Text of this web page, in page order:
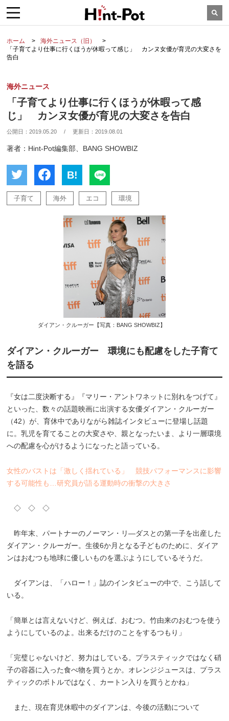
ホーム
海外ニュース（旧）
「子育てより仕事に行くほうが休暇って感じ」 カンヌ女優が育児の大変さを
告白
海外ニュース
「子育てより仕事に行くほうが休暇って感
じ」 カンヌ女優が育児の大変さを告白
公開日：2019.05.20 / 更新日：2019.08.01
著者：Hint-Pot編集部、BANG SHOWBIZ
B!
子育て 海外 エコ 環境
ダイアン・クルーガー【写真：BANG SHOWBIZ】
ダイアン・クルーガー 環境にも配慮をした子育て
を語る
『女は二度決断する』『マリー・アントワネットに別れをつげて』
といった、数々の話題映画に出演する女優ダイアン・クルーガー
（42）が、育休中でありながら雑誌インタビューに登場し話題
に。乳児を育てることの大変さや、親となったいま、より一層環境
への配慮を心がけるようになったと語っている。
女性のバストは「激しく揺れている」 競技パフォーマンスに影響
する可能性も…研究員が語る運動時の衝撃の大きさ
◇ ◇ ◇
昨年末、パートナーのノーマン・リ―ダスとの第一子を出産した
ダイアン・クルーガー。生後6か月となる子どものために、ダイア
ンはおむつも地球に優しいものを選ぶようにしているそうだ。
ダイアンは、「ハロー！」誌のインタビューの中で、こう話して
いる。
「簡単とは言えないけど、例えば、おむつ。竹由来のおむつを使う
ようにしているのよ。出来るだけのことをするつもり」
「完璧じゃないけど、努力はしている。プラスティックではなく硝
子の容器に入った食べ物を買うとか。オレンジジュースは、プラス
ティックのボトルではなく、カートン入りを買うとかね」
また、現在育児休暇中のダイアンは、今後の活動について